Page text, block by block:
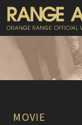
MOVIE